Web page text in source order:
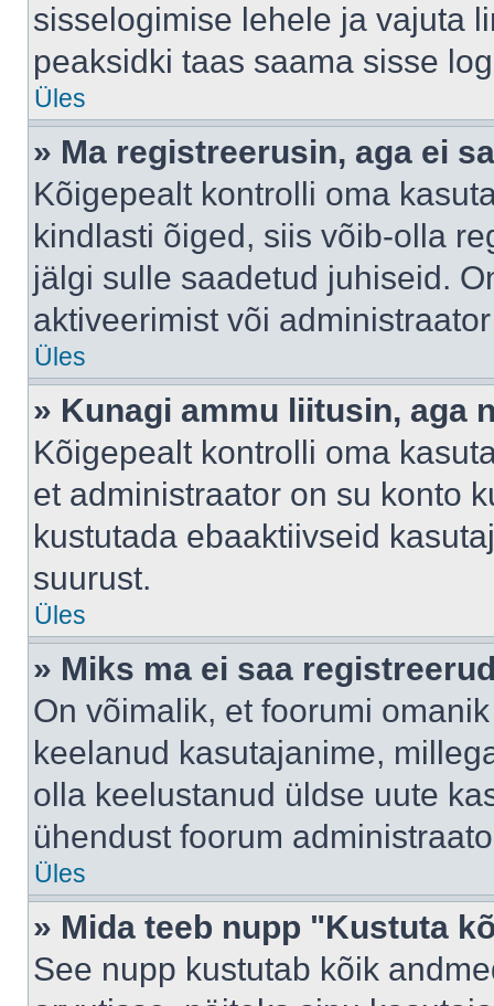
sisselogimise lehele ja vajuta
peaksidki taas saama sisse
Üles
» Ma registreerusin, aga ei
Kõigepealt kontrolli oma
kindlasti õiged, siis võib-olla
jälgi sulle saadetud juhiseid.
aktiveerimist või
Üles
» Kunagi ammu liitusin, aga
Kõigepealt kontrolli oma
et administraator on su konto
kustutada ebaaktiivseid
suurust.
Üles
» Miks ma ei saa
On võimalik, et foorumi
keelanud kasutajanime,
olla keelustanud üldse uute
ühendust foorum
Üles
» Mida teeb nupp "Kustuta
See nupp kustutab kõik